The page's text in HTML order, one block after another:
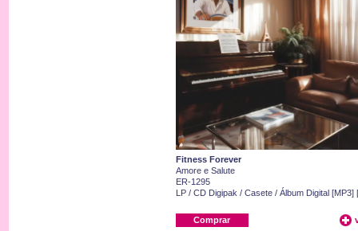
Fitness Forever
Amore e Salute
ER-1295
LP / CD Digipak / Casete / Álbum Digital [MP3]
Comprar